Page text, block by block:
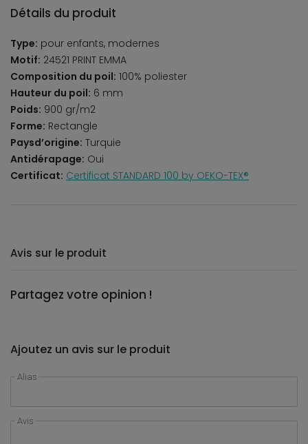
Détails du produit
Type: pour enfants, modernes
Motif: 24521 PRINT EMMA
Composition du poil: 100% poliester
Hauteur du poil: 6 mm
Poids: 900 gr/m2
Forme: Rectangle
Paysd’origine: Turquie
Antidérapage: Oui
Certificat: Certificat STANDARD 100 by OEKO-TEX®
Avis sur le produit
Partagez votre opinion !
Ajoutez un avis sur le produit
Alias
Avis